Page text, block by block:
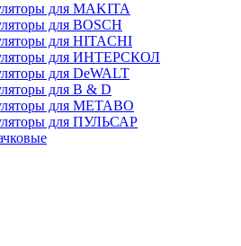
для MAKITA
для BOSCH
для HITACHI
для ИНТЕРСКОЛ
для DeWALT
для B & D
для METABO
для ПУЛЬСАР